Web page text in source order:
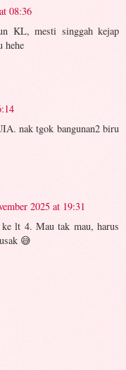
08:36
KL, mesti singgah kejap
hehe
nak tgok bangunan2 biru
2025 at 19:31
lt 4. Mau tak mau, harus
😅